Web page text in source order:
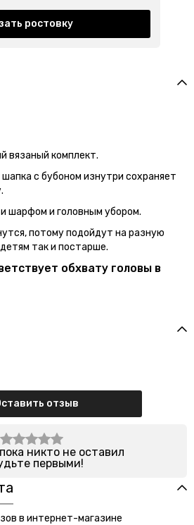
ростовку
вязаный комплект.
с бубоном изнутри сохраняет
шарфом и головным убором.
потому подойдут на разную
так и постарше.
обхвату головы в
отзыв
никто не оставил
первыми!
в интернет-магазине